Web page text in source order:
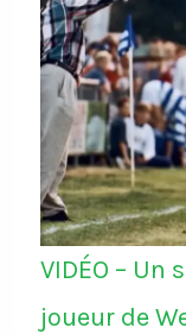
VIDÉO –
joueur de